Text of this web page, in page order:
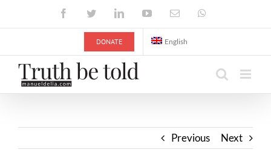
FacebookTwitterLinkedInYouTubeEmail
DONATE English
Previous Next